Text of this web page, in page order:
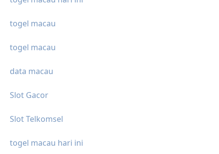
togel macau
togel macau
data macau
Slot Gacor
Slot Telkomsel
togel macau hari ini